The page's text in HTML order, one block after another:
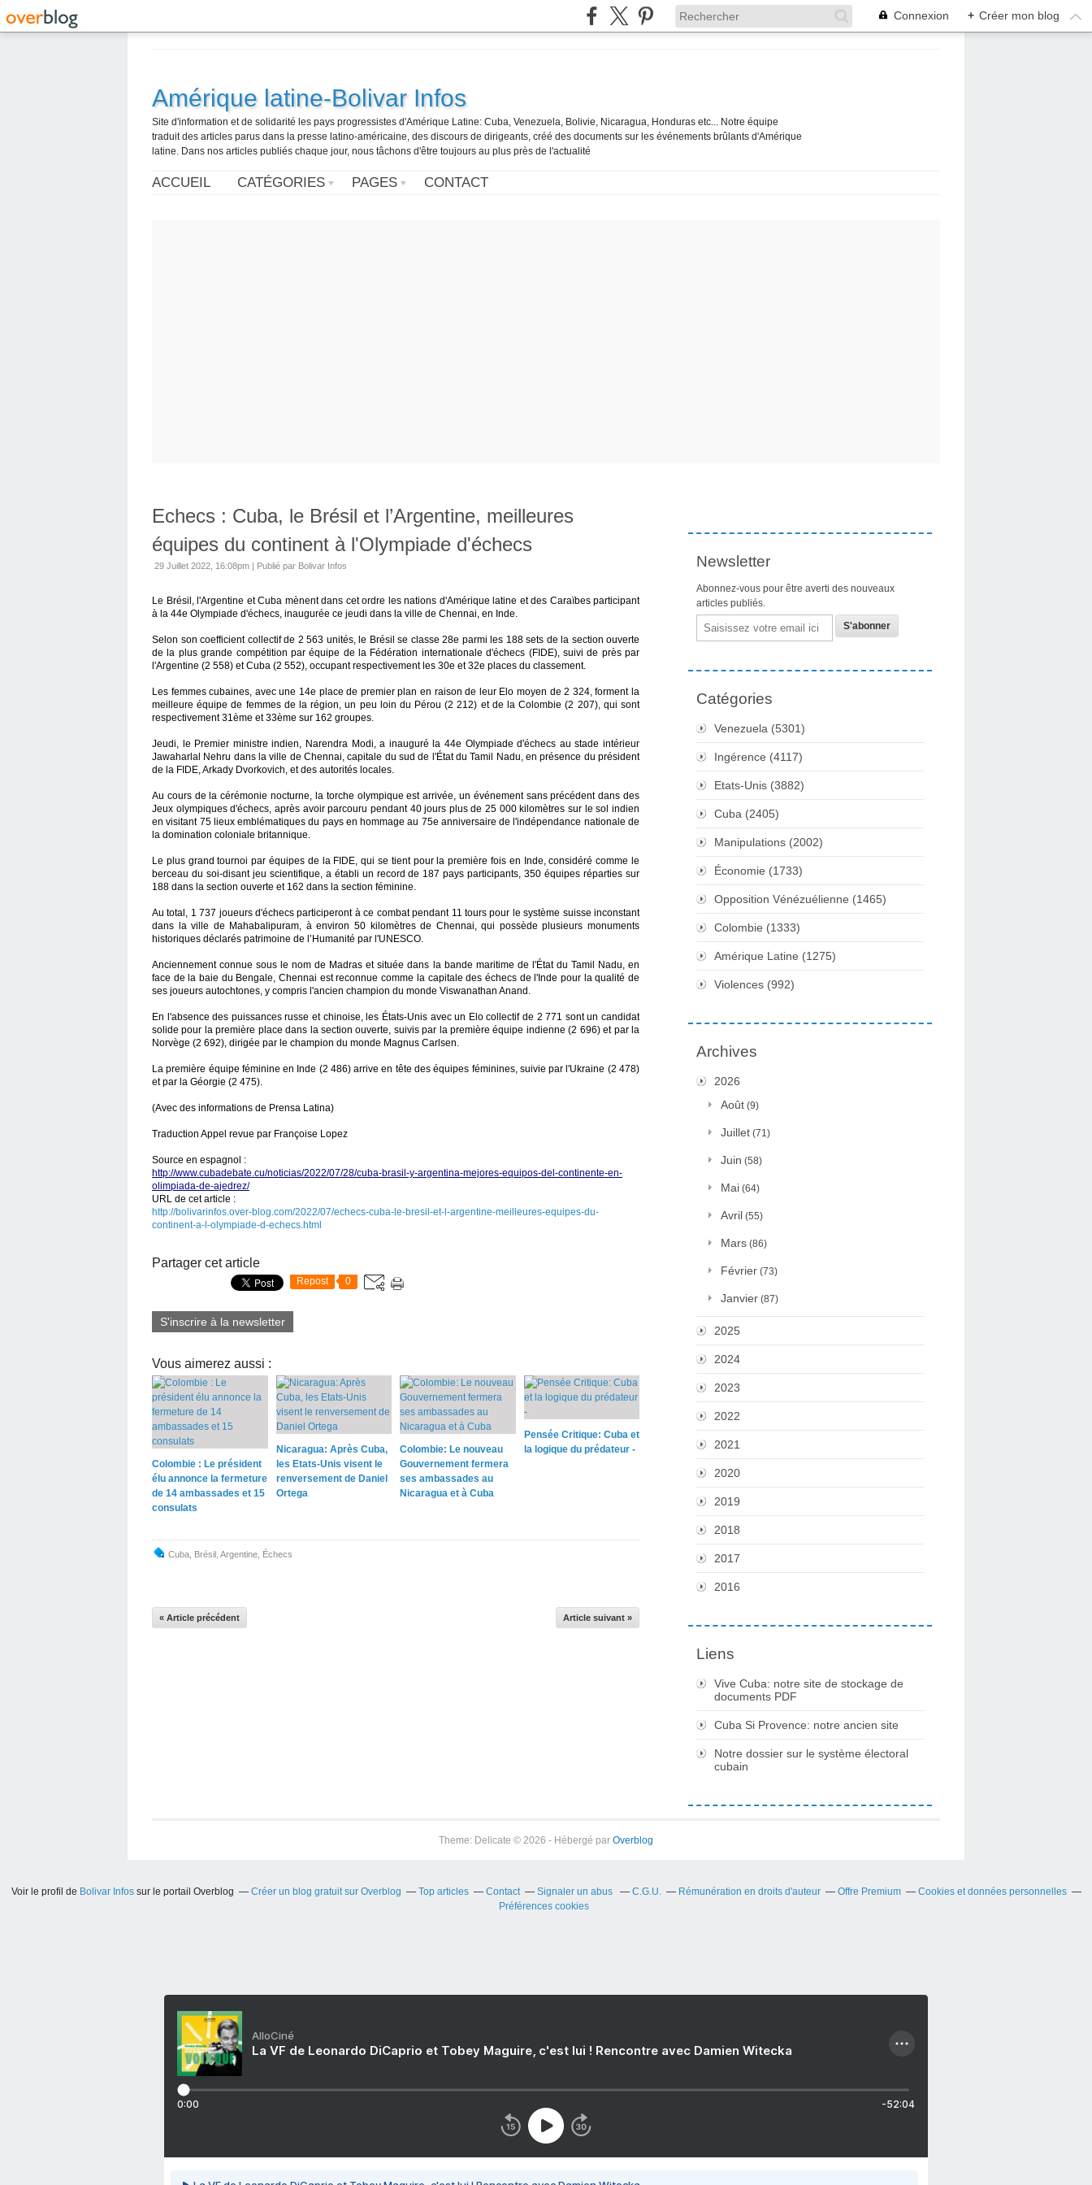
Connexion + Créer mon blog
Amérique latine-Bolivar Infos
Site d'information et de solidarité les pays progressistes d'Amérique Latine: Cuba, Venezuela, Bolivie, Nicaragua, Honduras etc... Notre équipe
traduit des articles parus dans la presse latino-américaine, des discours de dirigeants, créé des documents sur les événements brûlants d'Amérique
latine. Dans nos articles publiés chaque jour, nous tâchons d'être toujours au plus près de l'actualité
ACCUEIL CATÉGORIES PAGES CONTACT
Echecs : Cuba, le Brésil et l’Argentine, meilleures
équipes du continent à l'Olympiade d'échecs
29 Juillet 2022, 16:08pm | Publié par Bolivar Infos
Le Brésil, l'Argentine et Cuba mènent dans cet ordre les nations d'Amérique latine et des Caraïbes participant
à la 44e Olympiade d'échecs, inaugurée ce jeudi dans la ville de Chennai, en Inde.
Selon son coefficient collectif de 2 563 unités, le Brésil se classe 28e parmi les 188 sets de la section ouverte
de la plus grande compétition par équipe de la Fédération internationale d'échecs (FIDE), suivi de près par
l'Argentine (2 558) et Cuba (2 552), occupant respectivement les 30e et 32e places du classement.
Les femmes cubaines, avec une 14e place de premier plan en raison de leur Elo moyen de 2 324, forment la
meilleure équipe de femmes de la région, un peu loin du Pérou (2 212) et de la Colombie (2 207), qui sont
respectivement 31ème et 33ème sur 162 groupes.
Jeudi, le Premier ministre indien, Narendra Modi, a inauguré la 44e Olympiade d'échecs au stade intérieur
Jawaharlal Nehru dans la ville de Chennai, capitale du sud de l'État du Tamil Nadu, en présence du président
de la FIDE, Arkady Dvorkovich, et des autorités locales.
Au cours de la cérémonie nocturne, la torche olympique est arrivée, un événement sans précédent dans des
Jeux olympiques d'échecs, après avoir parcouru pendant 40 jours plus de 25 000 kilomètres sur le sol indien
en visitant 75 lieux emblématiques du pays en hommage au 75e anniversaire de l'indépendance nationale de
la domination coloniale britannique.
Le plus grand tournoi par équipes de la FIDE, qui se tient pour la première fois en Inde, considéré comme le
berceau du soi-disant jeu scientifique, a établi un record de 187 pays participants, 350 équipes réparties sur
188 dans la section ouverte et 162 dans la section féminine.
Au total, 1 737 joueurs d'échecs participeront à ce combat pendant 11 tours pour le système suisse inconstant
dans la ville de Mahabalipuram, à environ 50 kilomètres de Chennai, qui possède plusieurs monuments
historiques déclarés patrimoine de l’Humanité par l'UNESCO.
Anciennement connue sous le nom de Madras et située dans la bande maritime de l'État du Tamil Nadu, en
face de la baie du Bengale, Chennai est reconnue comme la capitale des échecs de l'Inde pour la qualité de
ses joueurs autochtones, y compris l'ancien champion du monde Viswanathan Anand.
En l'absence des puissances russe et chinoise, les États-Unis avec un Elo collectif de 2 771 sont un candidat
solide pour la première place dans la section ouverte, suivis par la première équipe indienne (2 696) et par la
Norvège (2 692), dirigée par le champion du monde Magnus Carlsen.
La première équipe féminine en Inde (2 486) arrive en tête des équipes féminines, suivie par l'Ukraine (2 478)
et par la Géorgie (2 475).
(Avec des informations de Prensa Latina)
Traduction Appel revue par Françoise Lopez
Source en espagnol :
http://www.cubadebate.cu/noticias/2022/07/28/cuba-brasil-y-argentina-mejores-equipos-del-continente-en-
olimpiada-de-ajedrez/
URL de cet article :
http://bolivarinfos.over-blog.com/2022/07/echecs-cuba-le-bresil-et-l-argentine-meilleures-equipes-du-
continent-a-l-olympiade-d-echecs.html
Partager cet article
Repost 0
S'inscrire à la newsletter
Vous aimerez aussi :
Colombie : Le président
élu annonce la fermeture
de 14 ambassades et 15
consulats
Nicaragua: Après Cuba,
les Etats-Unis visent le
renversement de Daniel
Ortega
Colombie: Le nouveau
Gouvernement fermera
ses ambassades au
Nicaragua et à Cuba
Pensée Critique: Cuba et
la logique du prédateur -
Cuba Brésil Argentine Échecs
« Article précédent Article suivant »
Newsletter
Abonnez-vous pour être averti des nouveaux
articles publiés.
Email
Catégories
Venezuela (5301)
Ingérence (4117)
Etats-Unis (3882)
Cuba (2405)
Manipulations (2002)
Économie (1733)
Opposition Vénézuélienne (1465)
Colombie (1333)
Amérique Latine (1275)
Violences (992)
Archives
2026
Août (9)
Juillet (71)
Juin (58)
Mai (64)
Avril (55)
Mars (86)
Février (73)
Janvier (87)
2025
2024
2023
2022
2021
2020
2019
2018
2017
2016
Liens
Vive Cuba: notre site de stockage de
documents PDF
Cuba Si Provence: notre ancien site
Notre dossier sur le système électoral
cubain
Theme: Delicate © 2026 - Hébergé par Overblog
Voir le profil de Bolivar Infossur le portail Overblog Créer un blog gratuit sur Overblog Top articles Contact Signaler un abus C.G.U. Rémunération en droits d'auteur Offre Premium
Cookies et données personnelles
Préférences cookies
AlloCiné
La VF de Leonardo DiCaprio et Tobey Maguire, c'est lui ! Rencontre avec Damien Witecka
0:00 -52:04